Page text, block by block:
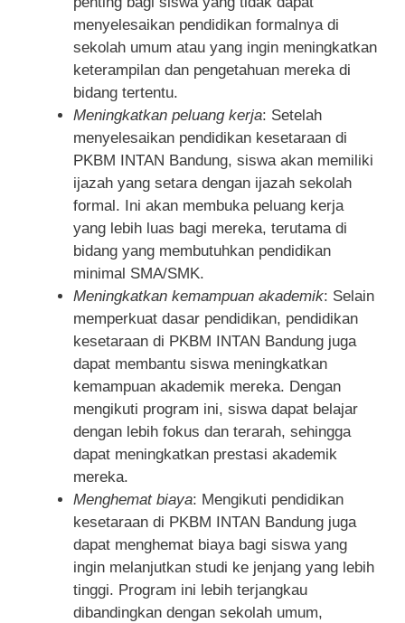
menyelesaikan pendidikan formalnya di
sekolah umum atau yang ingin meningkatkan
keterampilan dan pengetahuan mereka di
bidang tertentu.
Meningkatkan peluang kerja: Setelah
menyelesaikan pendidikan kesetaraan di
PKBM INTAN Bandung, siswa akan memiliki
ijazah yang setara dengan ijazah sekolah
formal. Ini akan membuka peluang kerja
yang lebih luas bagi mereka, terutama di
bidang yang membutuhkan pendidikan
minimal SMA/SMK.
Meningkatkan kemampuan akademik: Selain
memperkuat dasar pendidikan, pendidikan
kesetaraan di PKBM INTAN Bandung juga
dapat membantu siswa meningkatkan
kemampuan akademik mereka. Dengan
mengikuti program ini, siswa dapat belajar
dengan lebih fokus dan terarah, sehingga
dapat meningkatkan prestasi akademik
mereka.
Menghemat biaya: Mengikuti pendidikan
kesetaraan di PKBM INTAN Bandung juga
dapat menghemat biaya bagi siswa yang
ingin melanjutkan studi ke jenjang yang lebih
tinggi. Program ini lebih terjangkau
dibandingkan dengan sekolah umum,